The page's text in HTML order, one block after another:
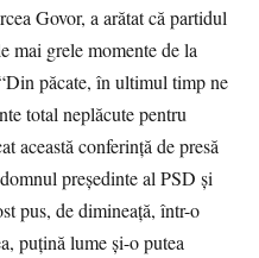
Govor, a arătat că partidul
mai grele momente de la
păcate, în ultimul timp ne
total neplăcute pentru
această conferinţă de presă
preşedinte al PSD şi
pus, de dimineaţă, într-o
puţină lume şi-o putea